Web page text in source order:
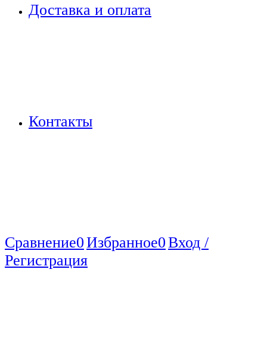
Доставка и оплата
Контакты
Сравнение0Избранное0Вход /
Регистрация